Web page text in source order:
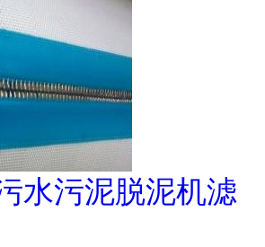
水污泥脱泥机滤